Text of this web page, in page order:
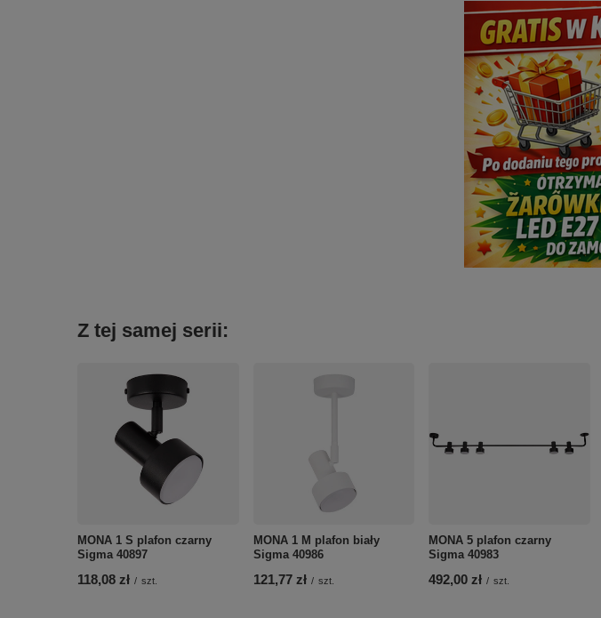
Z tej samej serii:
MONA 1 S plafon czarny
Sigma 40897
118,08 zł / szt.
MONA 1 M plafon biały
Sigma 40986
121,77 zł / szt.
MONA 5 plafon czarny
Sigma 40983
492,00 zł / szt.